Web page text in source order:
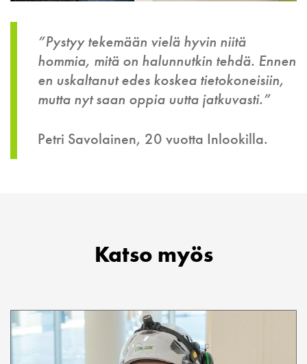
”Pystyy tekemään vielä hyvin niitä
hommia, mitä on halunnutkin tehdä. Ennen
en uskaltanut edes koskea tietokoneisiin,
mutta nyt saan oppia uutta jatkuvasti.”
Petri Savolainen, 20 vuotta Inlookilla.
Katso myös